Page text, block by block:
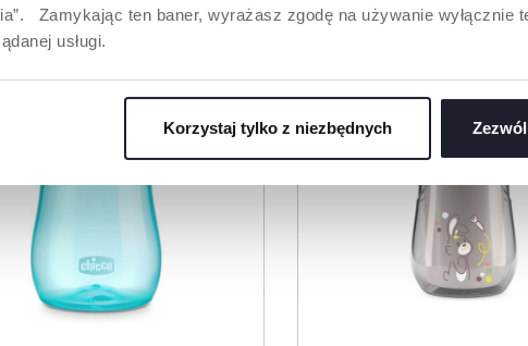
Zamykając ten baner, wyrażasz zgodę na używanie wyłącznie
usługi.
Korzystaj tylko z niezbędnych